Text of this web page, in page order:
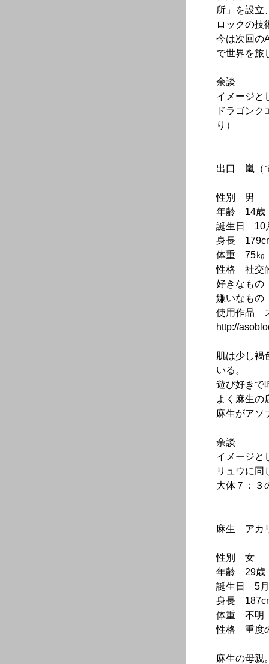
所」を設立
ロックの技
今は次回の
で世界を旅
余談
イメージと
ドラゴン
り）
出口 嵐（
性別 男
年齢 14歳
誕生日 10
身長
体重 75㎏
性格 社交
好きなも
嫌いなも
使用作品
http://
肌は少し褐
いる。
遊び好きで
よく麻生の
麻生がアソ
余談
イメージと
リュウに同
大体７：３
麻生 アカ
性別 女
年齢 29歳
誕生日 5
身長
体重 不明
性格 重度
麻生の母親